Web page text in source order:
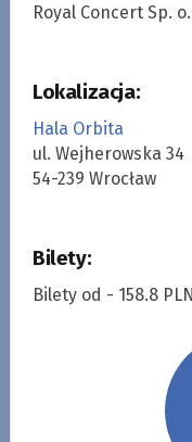
Royal Concert Sp.
Lokalizacja:
Hala Orbita
ul. Wejherowska 34
54-239 Wrocław
Bilety:
Bilety od - 158.8 PLN